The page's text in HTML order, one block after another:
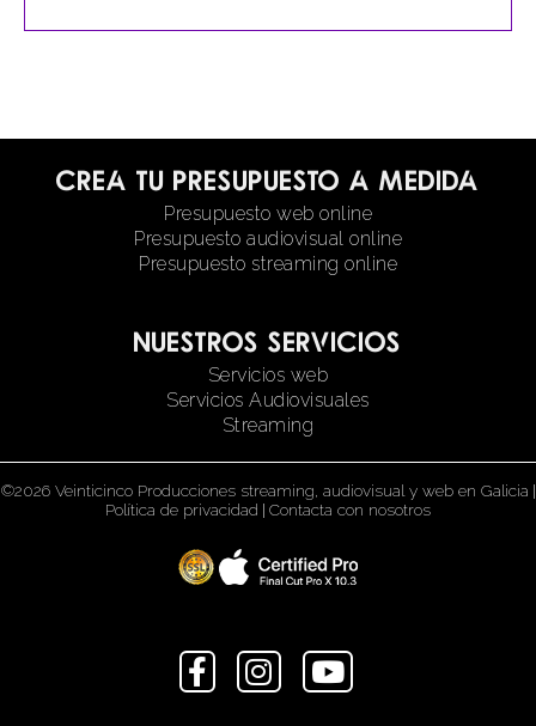
Crea tu presupuesto a medida
Presupuesto web online
Presupuesto audiovisual online
Presupuesto streaming online
Nuestros servicios
Servicios web
Servicios Audiovisuales
Streaming
©2026 Veinticinco Producciones streaming, audiovisual y web en Galicia |
Política de privacidad | Contacta con nosotros